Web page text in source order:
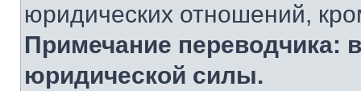
юридических отношений,
Примечание переводчика:
юридической силы.